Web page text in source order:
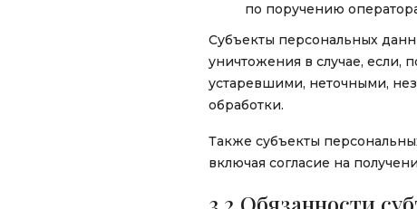
по поручению
Субъекты персональных
уничтожения в случае, если,
устаревшими, неточными,
обработки.
Также субъекты
включая согласие на